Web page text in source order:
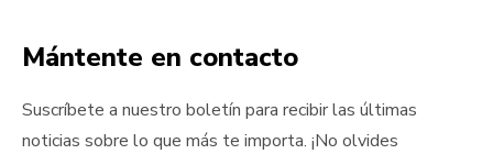
Mántente en contacto
Suscríbete a nuestro boletín para recibir las últimas
noticias sobre lo que más te importa. ¡No olvides